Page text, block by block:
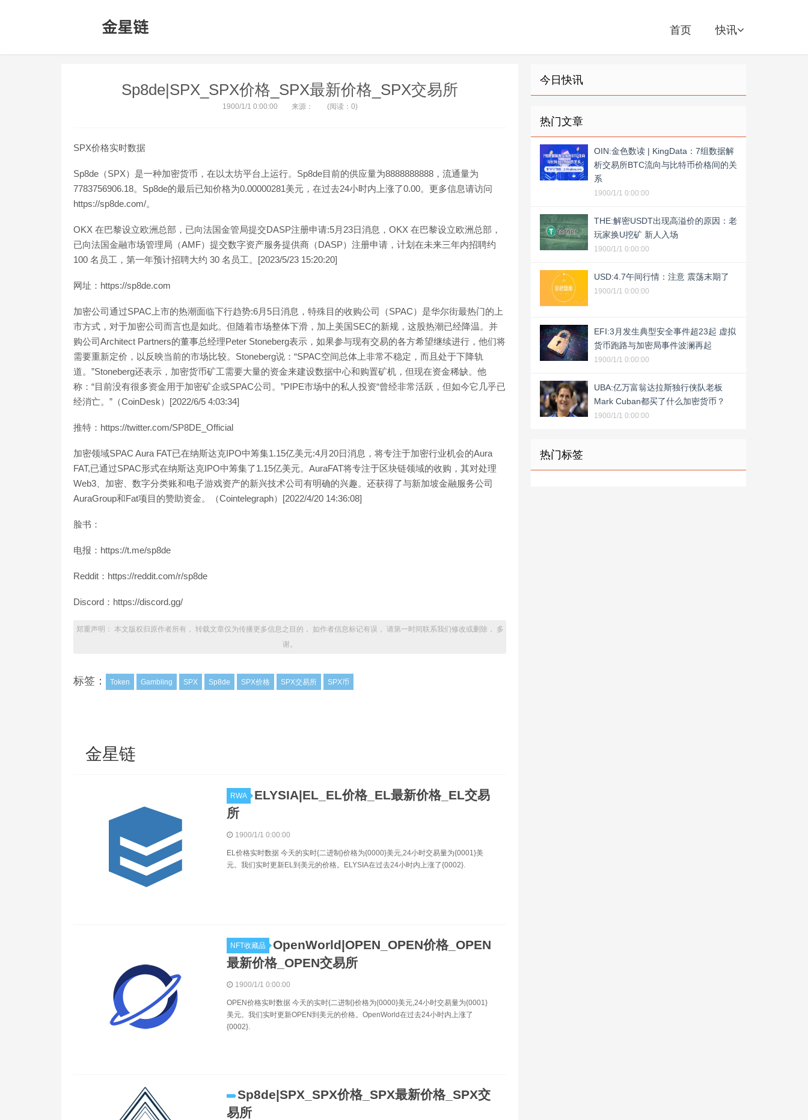
首页 快讯
Sp8de|SPX_SPX价格_SPX最新价格_SPX交易所
1900/1/1 0:00:00 来源： (阅读：0)
SPX价格实时数据
Sp8de（SPX）是一种加密货币，在以太坊平台上运行。Sp8de目前的供应量为8888888888，流通量为
7783756906.18。Sp8de的最后已知价格为0.00000281美元，在过去24小时内上涨了0.00。更多信息请访问
https://sp8de.com/。
OKX 在巴黎设立欧洲总部，已向法国金管局提交DASP注册申请:5月23日消息，OKX 在巴黎设立欧洲总部，
已向法国金融市场管理局（AMF）提交数字资产服务提供商（DASP）注册申请，计划在未来三年内招聘约
100 名员工，第一年预计招聘大约 30 名员工。[2023/5/23 15:20:20]
网址：https://sp8de.com
加密公司通过SPAC上市的热潮面临下行趋势:6月5日消息，特殊目的收购公司（SPAC）是华尔街最热门的上
市方式，对于加密公司而言也是如此。但随着市场整体下滑，加上美国SEC的新规，这股热潮已经降温。并
购公司Architect Partners的董事总经理Peter Stoneberg表示，如果参与现有交易的各方希望继续进行，他们将
需要重新定价，以反映当前的市场比较。Stoneberg说：“SPAC空间总体上非常不稳定，而且处于下降轨
道。”Stoneberg还表示，加密货币矿工需要大量的资金来建设数据中心和购置矿机，但现在资金稀缺。他
称：“目前没有很多资金用于加密矿企或SPAC公司。”PIPE市场中的私人投资“曾经非常活跃，但如今它几乎已
经消亡。”（CoinDesk）[2022/6/5 4:03:34]
推特：https://twitter.com/SP8DE_Official
加密领域SPAC Aura FAT已在纳斯达克IPO中筹集1.15亿美元:4月20日消息，将专注于加密行业机会的Aura
FAT,已通过SPAC形式在纳斯达克IPO中筹集了1.15亿美元。AuraFAT将专注于区块链领域的收购，其对处理
Web3、加密、数字分类账和电子游戏资产的新兴技术公司有明确的兴趣。还获得了与新加坡金融服务公司
AuraGroup和Fat项目的赞助资金。（Cointelegraph）[2022/4/20 14:36:08]
脸书：
电报：https://t.me/sp8de
Reddit：https://reddit.com/r/sp8de
Discord：https://discord.gg/
郑重声明： 本文版权归原作者所有， 转载文章仅为传播更多信息之目的， 如作者信息标记有误， 请第一时间联系我们修改或删除， 多
谢。
标签： Token Gambling SPX Sp8de SPX价格 SPX交易所 SPX币
金星链
RWA
ELYSIA|EL_EL价格_EL最新价格_EL交易
所
1900/1/1 0:00:00
EL价格实时数据 今天的实时{二进制}价格为{0000}美元,24小时交易量为{0001}美
元。我们实时更新EL到美元的价格。ELYSIA在过去24小时内上涨了{0002}.
NFT收藏品
OpenWorld|OPEN_OPEN价格_OPEN
最新价格_OPEN交易所
1900/1/1 0:00:00
OPEN价格实时数据 今天的实时{二进制}价格为{0000}美元,24小时交易量为{0001}
美元。我们实时更新OPEN到美元的价格。OpenWorld在过去24小时内上涨了
{0002}.
Sp8de|SPX_SPX价格_SPX最新价格_SPX交
易所
今日快讯
热门文章
OIN:金色数读 | KingData：7组数据解
析交易所BTC流向与比特币价格间的关
系
1900/1/1 0:00:00
THE:解密USDT出现高溢价的原因：老
玩家换U挖矿 新人入场
1900/1/1 0:00:00
USD:4.7午间行情：注意 震荡末期了
1900/1/1 0:00:00
EFI:3月发生典型安全事件超23起 虚拟
货币跑路与加密局事件波澜再起
1900/1/1 0:00:00
UBA:亿万富翁达拉斯独行侠队老板
Mark Cuban都买了什么加密货币？
1900/1/1 0:00:00
热门标签